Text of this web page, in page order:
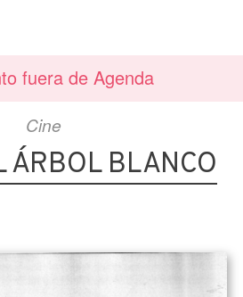
fuera de Agenda
Cine
ÁRBOL BLANCO